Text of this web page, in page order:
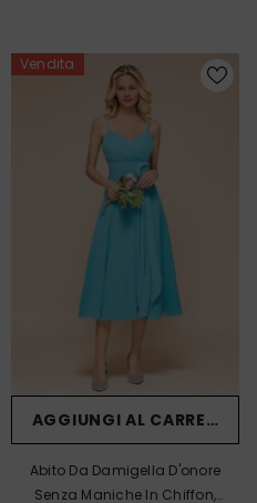
Vendita
AGGIUNGI AL CARRELLO
Abito Da Damigella D'onore
Senza Maniche In Chiffon,